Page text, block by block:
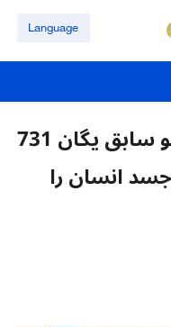
Language
اعترافات تکان‌دهنده عضو سابق یگان 731
ژاپن؛ بیش از 300 جسد انسان را